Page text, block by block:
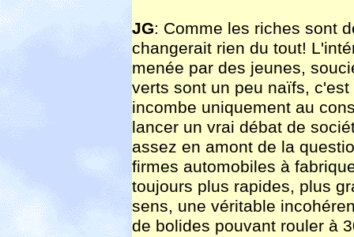
JG: Comme les riches sont
changerait rien du tout!
menée par des jeunes,
verts sont un peu naïfs,
incombe uniquement au
lancer un vrai débat de
assez en amont de la
firmes automobiles à
toujours plus rapides, plus
sens, une véritable
de bolides pouvant rouler à